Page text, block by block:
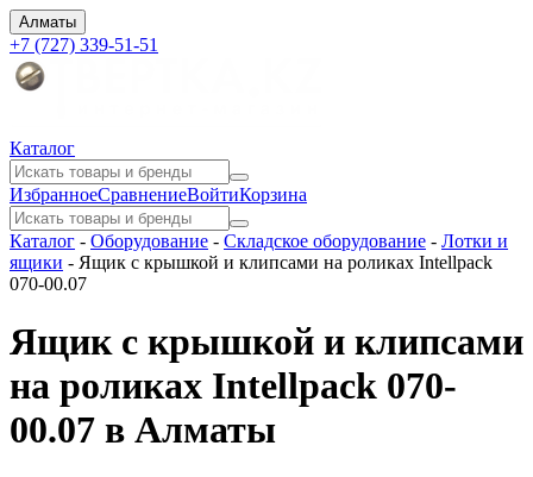
Алматы
+7 (727) 339-51-51
Каталог
ИзбранноеСравнениеВойтиКорзина
Каталог - Оборудование - Складское оборудование - Лотки и
ящики - Ящик с крышкой и клипсами на роликах Intellpack
070-00.07
Ящик с крышкой и клипсами
на роликах Intellpack 070-
00.07 в Алматы